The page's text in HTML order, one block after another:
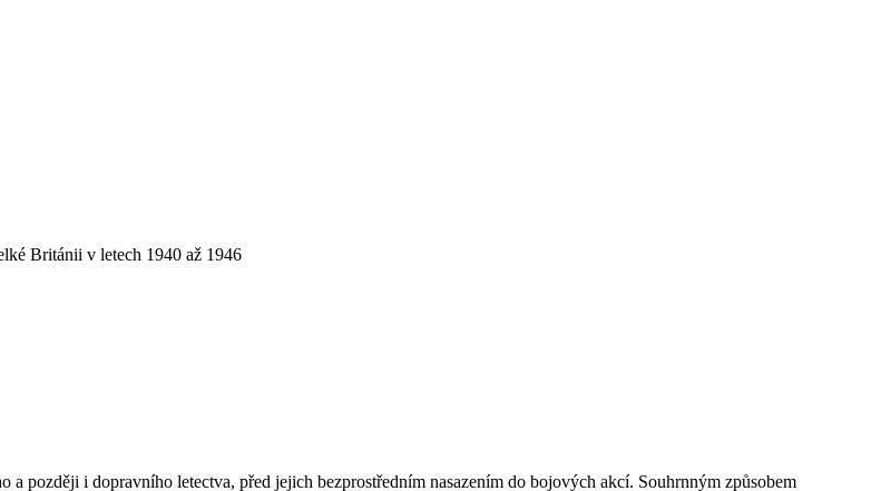
Británii v letech 1940 až 1946
později i dopravního letectva, před jejich bezprostředním nasazením do bojových akcí. Souhrnným způsobem